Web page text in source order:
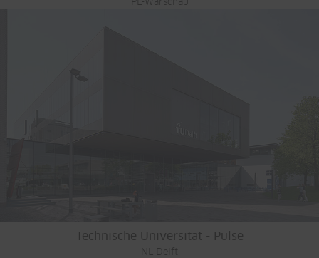
PL-Warschau
Technische Universität - Pulse
NL-Delft